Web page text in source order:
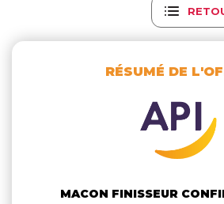
RÉSUMÉ DE
MACON FINISSEUR